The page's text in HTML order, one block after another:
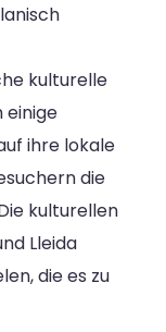
kulturelle
einige
ihre lokale
die
kulturellen
Lleida
die es zu